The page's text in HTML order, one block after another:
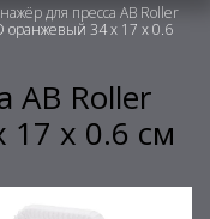
для пресса AB Roller
оранжевый 34 х 17 x 0.6
AB Roller
17 x 0.6 cм